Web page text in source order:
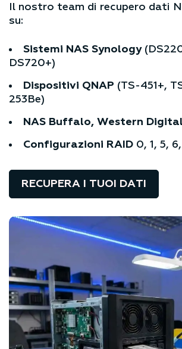
Il nostro team di recupero dati
su:
Sistemi NAS Synology
DS720+)
Dispositivi QNAP (TS-451+,
253Be)
NAS Buffalo, Western
Configurazioni RAID 0, 1, 5,
RECUPERA I TUOI DATI